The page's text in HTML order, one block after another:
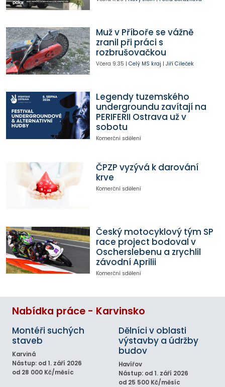
Muž v Příboře se vážně
zranil při práci s
rozbrušovačkou
Včera 9:35 | Celý MS kraj | Jiří Cileček
Legendy tuzemského
undergroundu zavítají na
PERIFERII Ostrava už v
sobotu
Komerční sdělení
ČPZP vyzývá k darování
krve
Komerční sdělení
Český motocyklový tým SP
race project bodoval v
Oscherslebenu a zrychlil
závodní Aprilii
Komerční sdělení
Nabídka práce - Karvinsko
Montéři suchých
staveb
Karviná
Nástup: od 1. září 2026
od 28 000 Kč/měsíc
Dělníci v oblasti
výstavby a údržby
budov
Havířov
Nástup: od 1. září 2026
od 25 500 Kč/měsíc